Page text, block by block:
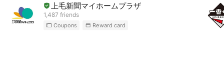
上毛新聞マイホームプラザ
1,487 friends
Coupons Reward card